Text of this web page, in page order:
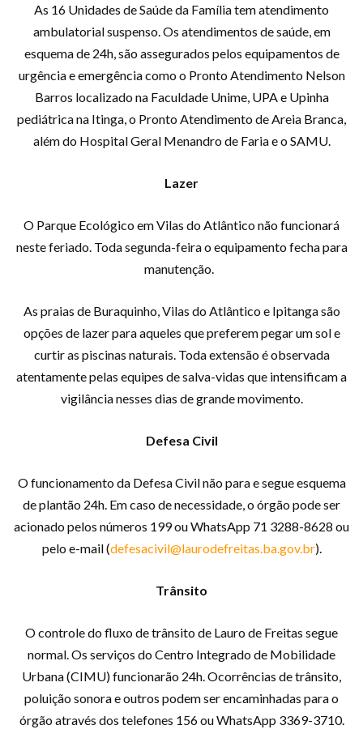
As 16 Unidades de Saúde da Família tem atendimento
ambulatorial suspenso. Os atendimentos de saúde, em
esquema de 24h, são assegurados pelos equipamentos de
urgência e emergência como o Pronto Atendimento Nelson
Barros localizado na Faculdade Unime, UPA e Upinha
pediátrica na Itinga, o Pronto Atendimento de Areia Branca,
além do Hospital Geral Menandro de Faria e o SAMU.
Lazer
O Parque Ecológico em Vilas do Atlântico não funcionará
neste feriado. Toda segunda-feira o equipamento fecha para
manutenção.
As praias de Buraquinho, Vilas do Atlântico e Ipitanga são
opções de lazer para aqueles que preferem pegar um sol e
curtir as piscinas naturais. Toda extensão é observada
atentamente pelas equipes de salva-vidas que intensificam a
vigilância nesses dias de grande movimento.
Defesa Civil
O funcionamento da Defesa Civil não para e segue esquema
de plantão 24h. Em caso de necessidade, o órgão pode ser
acionado pelos números 199 ou WhatsApp 71 3288-8628 ou
pelo e-mail (defesacivil@laurodefreitas.ba.gov.br).
Trânsito
O controle do fluxo de trânsito de Lauro de Freitas segue
normal. Os serviços do Centro Integrado de Mobilidade
Urbana (CIMU) funcionarão 24h. Ocorrências de trânsito,
poluição sonora e outros podem ser encaminhadas para o
órgão através dos telefones 156 ou WhatsApp 3369-3710.